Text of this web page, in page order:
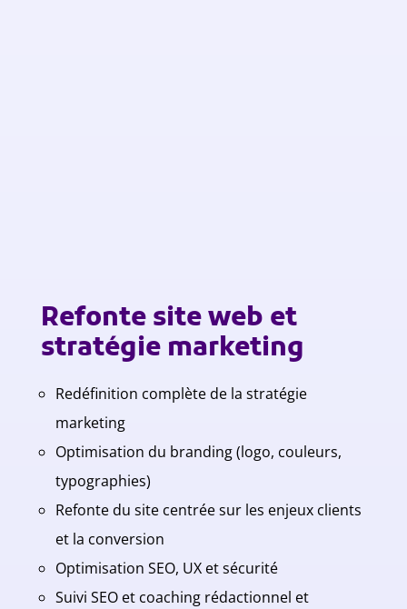
Refonte site web et
stratégie marketing
Redéfinition complète de la stratégie
marketing
Optimisation du branding (logo, couleurs,
typographies)
Refonte du site centrée sur les enjeux clients
et la conversion
Optimisation SEO, UX et sécurité
Suivi SEO et coaching rédactionnel et